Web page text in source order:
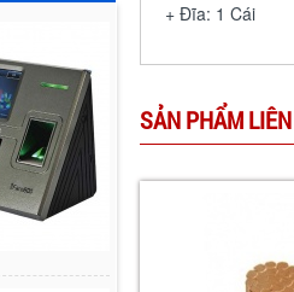
+ Đĩa: 1 Cái
SẢN PHẨM